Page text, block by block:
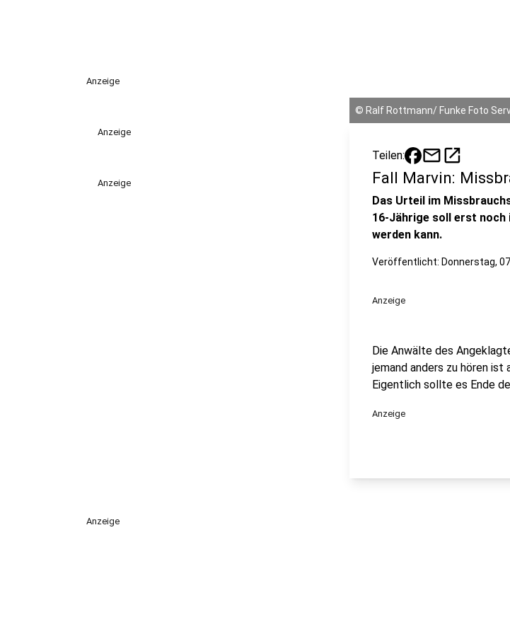
Anzeige
Anzeige
Anzeige
© Ralf Rottmann/ Funke Foto
Teilen: mailopen_in_new
Fall Marvin:
Das Urteil im
16-Jährige soll erst noch
werden kann.
Veröffentlicht: Donnerstag,
Anzeige
Die Anwälte des
jemand anders zu hören ist
Eigentlich sollte es Ende
Anzeige
Anzeige